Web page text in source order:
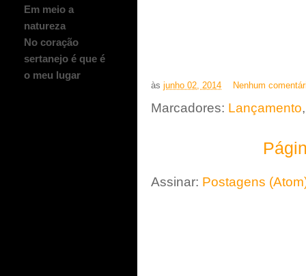
às junho 02, 2014 Nenhum
Marcadores: Lançamento
Assinar: Postagens
Em meio a
natureza
No coração
sertanejo é que é
o meu lugar